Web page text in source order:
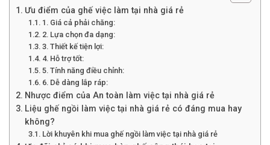
Ưu điểm của ghế việc làm tại nhà giá rẻ
1. Giá cả phải chăng:
2. Lựa chọn đa dạng:
3. Thiết kế tiện lợi:
4. Hỗ trợ tốt:
5. Tính năng điều chỉnh:
6. Dễ dàng lắp ráp:
Nhược điểm của An toàn làm việc tại nhà giá rẻ
Liệu ghế ngồi làm việc tại nhà giá rẻ có đáng mua hay
không?
Lời khuyên khi mua ghế ngồi làm việc tại nhà giá rẻ